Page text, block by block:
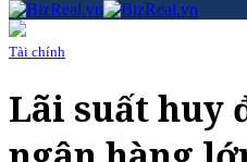
Tài chính
Lãi suất huy